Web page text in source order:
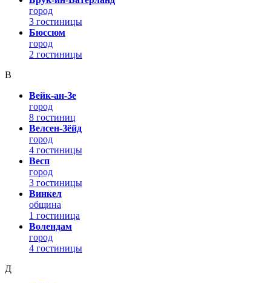
город
3 гостиницы
Бюссюм
город
2 гостиницы
В
Вейк-ан-Зе
город
8 гостиниц
Велсен-Зёйд
город
4 гостиницы
Весп
город
3 гостиницы
Винкел
община
1 гостиница
Волендам
город
4 гостиницы
Д